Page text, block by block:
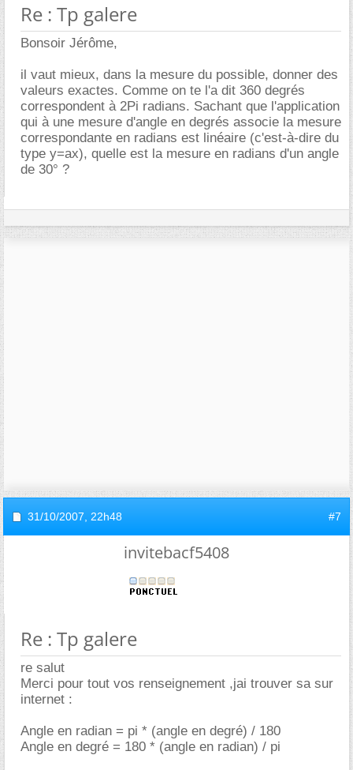
Re : Tp galere
Bonsoir Jérôme,
il vaut mieux, dans la mesure du possible, donner des
valeurs exactes. Comme on te l'a dit 360 degrés
correspondent à 2Pi radians. Sachant que l'application
qui à une mesure d'angle en degrés associe la mesure
correspondante en radians est linéaire (c'est-à-dire du
type y=ax), quelle est la mesure en radians d'un angle
de 30° ?
31/10/2007, 22h48 #7
invitebacf5408
Re : Tp galere
re salut
Merci pour tout vos renseignement ,jai trouver sa sur
internet :
Angle en radian = pi * (angle en degré) / 180
Angle en degré = 180 * (angle en radian) / pi